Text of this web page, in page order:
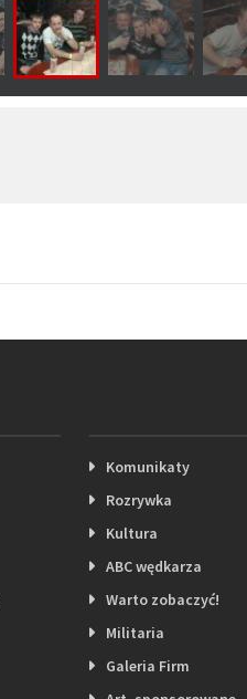
Komunikaty
Rozrywka
Kultura
ABC wędkarza
Warto zobaczyć!
Militaria
Galeria Firm